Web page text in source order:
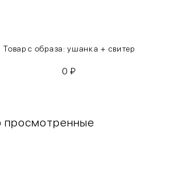
Товар с образа: ушанка + свитер
0₽
просмотренные